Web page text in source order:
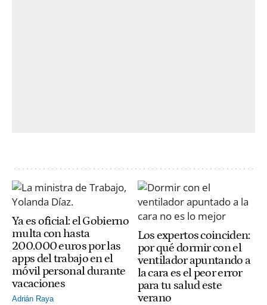
Ya es oficial: el Gobierno
multa con hasta
200.000 euros por las
apps del trabajo en el
móvil personal durante
vacaciones
Adrián Raya
Los expertos coinciden:
por qué dormir con el
ventilador apuntando a
la cara es el peor error
para tu salud este
verano